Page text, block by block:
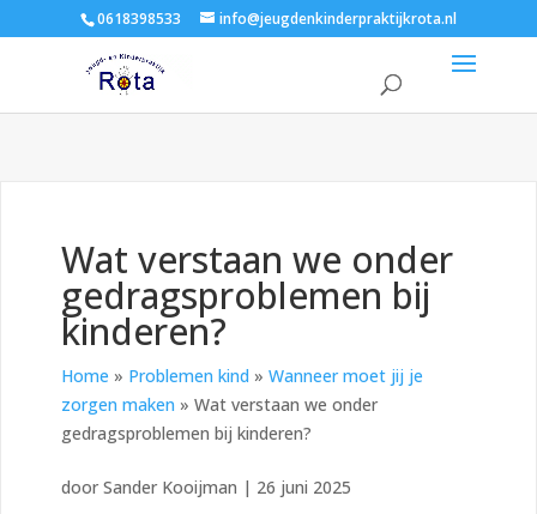
0618398533 info@jeugdenkinderpraktijkrota.nl
Wat verstaan we onder
gedragsproblemen bij
kinderen?
Home » Problemen kind » Wanneer moet jij je
zorgen maken » Wat verstaan we onder
gedragsproblemen bij kinderen?
door Sander Kooijman | 26 juni 2025